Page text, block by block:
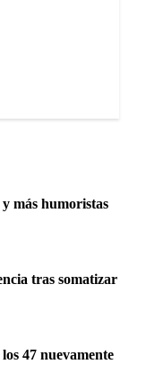
más humoristas
tras somatizar
47 nuevamente